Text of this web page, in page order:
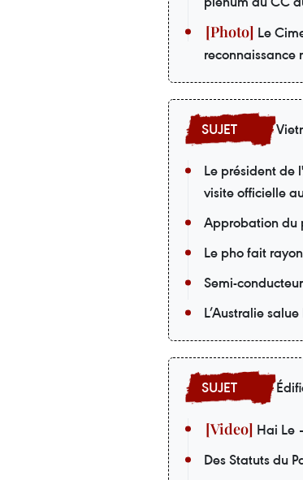
Le
reconnaissance
Le président de
visite officielle
Approbation du
Le pho fait
Semi-
L’Australie
Hai Le
Des Statuts du